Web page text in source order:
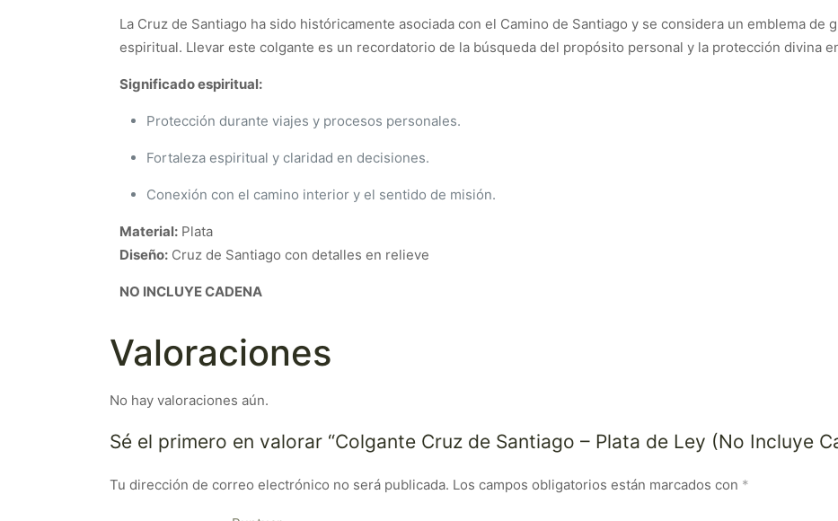
La Cruz de Santiago ha sido históricamente asociada con el Camino de Santiago y se considera un emblema de
espiritual. Llevar este colgante es un recordatorio de la búsqueda del propósito personal y la protección divina
Significado espiritual:
Protección durante viajes y procesos personales.
Fortaleza espiritual y claridad en decisiones.
Conexión con el camino interior y el sentido de misión.
Material: Plata
Diseño: Cruz de Santiago con detalles en relieve
NO INCLUYE CADENA
Valoraciones
No hay valoraciones aún.
Sé el primero en valorar “Colgante Cruz de Santiago – Plata de Ley (No Incluye
Tu dirección de correo electrónico no será publicada. Los campos obligatorios están marcados con *